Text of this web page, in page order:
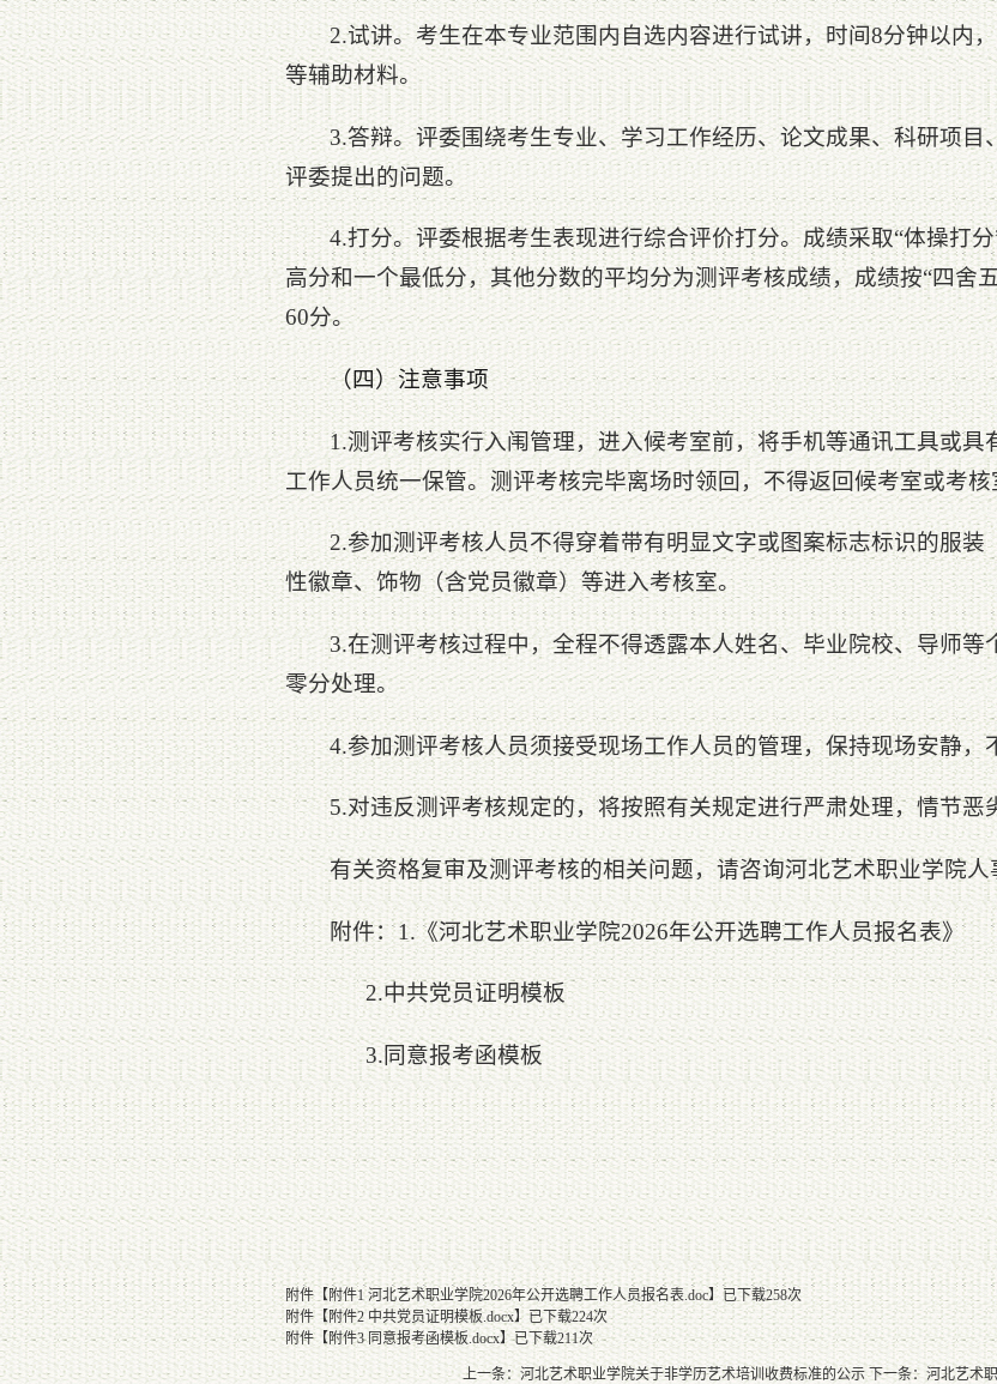
2.试讲。考生在本专业范围内自选内容进行试讲，时间8分钟以内
等辅助材料。
3.答辩。评委围绕考生专业、学习工作经历、论文成果、科研项
评委提出的问题。
4.打分。评委根据考生表现进行综合评价打分。成绩采取“体操打
高分和一个最低分，其他分数的平均分为测评考核成绩，成绩按“四舍
60分。
（四）注意事项
1.测评考核实行入闱管理，进入候考室前，将手机等通讯工具或
工作人员统一保管。测评考核完毕离场时领回，不得返回候考室或考
2.参加测评考核人员不得穿着带有明显文字或图案标志标识的服
性徽章、饰物（含党员徽章）等进入考核室。
3.在测评考核过程中，全程不得透露本人姓名、毕业院校、导师
零分处理。
4.参加测评考核人员须接受现场工作人员的管理，保持现场安静，
5.对违反测评考核规定的，将按照有关规定进行严肃处理，情节恶
有关资格复审及测评考核的相关问题，请咨询河北艺术职业学院
附件：1.《河北艺术职业学院2026年公开选聘工作人员报名表》
2.中共党员证明模板
3.同意报考函模板
附件【附件1 河北艺术职业学院2026年公开选聘工作人员报名表.doc】已下载258次
附件【附件2 中共党员证明模板.docx】已下载224次
附件【附件3 同意报考函模板.docx】已下载211次
上一条：河北艺术职业学院关于非学历艺术培训收费标准的公示下一条： 河北艺术